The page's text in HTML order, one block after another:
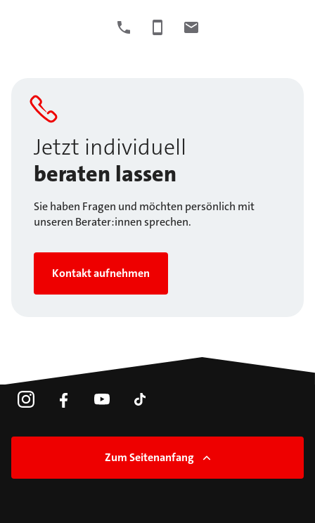
Jetzt individuell
beraten lassen
Sie haben Fragen und möchten persönlich mit
unseren Berater:innen sprechen.
Kontakt aufnehmen
Zum Seitenanfang